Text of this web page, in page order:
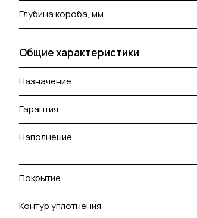
Глубина короба, мм
Общие характеристики
Назначение
Гарантия
Наполнение
Покрытие
Контур уплотнения